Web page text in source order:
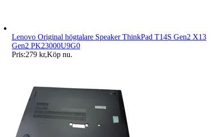
Lenovo Original högtalare Speaker ThinkPad T14S Gen2 X13
Gen2 PK23000U9G0
Pris:279 kr,Köp nu.